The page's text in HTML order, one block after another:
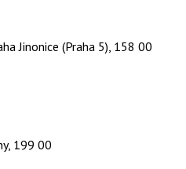
Jinonice (Praha 5), 158 00
199 00